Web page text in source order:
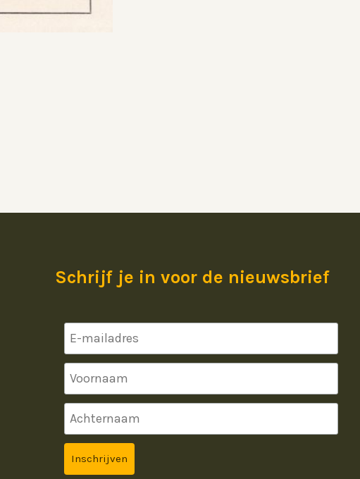
Schrijf je in voor de nieuwsbrief